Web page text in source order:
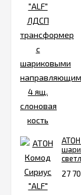
АТОН
27